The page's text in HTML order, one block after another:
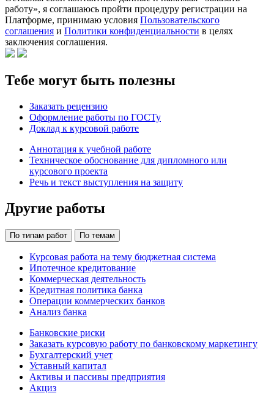
работу», я соглашаюсь пройти процедуру регистрации на
Платформе, принимаю условия Пользовательского
соглашения и Политики конфиденциальности в целях
заключения соглашения.
Тебе могут быть полезны
Заказать рецензию
Оформление работы по ГОСТу
Доклад к курсовой работе
Аннотация к учебной работе
Техническое обоснование для дипломного или
курсового проекта
Речь и текст выступления на защиту
Другие работы
По типам работ По темам
Курсовая работа на тему бюджетная система
Ипотечное кредитование
Коммерческая деятельность
Кредитная политика банка
Операции коммерческих банков
Анализ банка
Банковские риски
Заказать курсовую работу по банковскому маркетингу
Бухгалтерский учет
Уставный капитал
Активы и пассивы предприятия
Акциз